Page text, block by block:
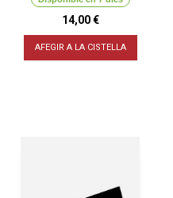
14,00 €
AFEGIR A LA CISTELLA